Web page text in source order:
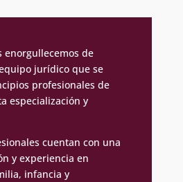
enorgullecemos de
jurídico que se
profesionales de
especialización y
cuentan con una
y experiencia en
infancia y